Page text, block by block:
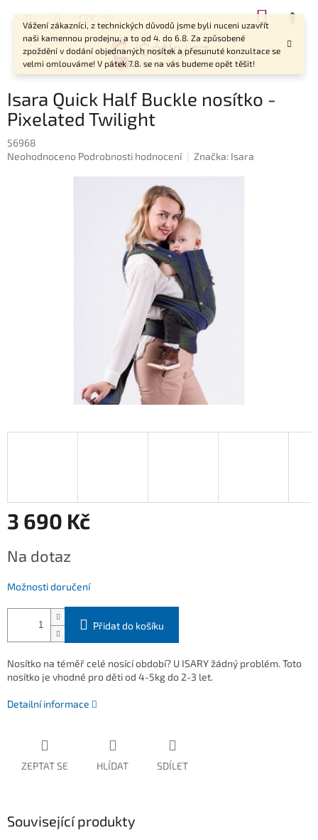
Vážení zákazníci, z technických důvodů jsme byli nuceni uzavřít
naši kamennou prodejnu, a to od 4. do 6.8. Za způsobené
zpoždění v dodání objednaných nosítek a přesunuté konzultace se
velmi omlouváme! V pátek 7.8. se na vás budeme opět těšit!
CZK
Isara Quick Half Buckle nosítko -
Pixelated Twilight
56968
Průměrné
Neohodnoceno Podrobnosti hodnocení Značka: Isara
3 690 Kč
cena:
Na dotaz
Možnosti doručení
Přidat do košíku
Nosítko na téměř celé nosící období? U ISARY žádný problém. Toto
nosítko je vhodné pro děti od 4-5kg do 2-3 let.
Detailní informace
ZEPTAT SE HLÍDAT SDÍLET
Související produkty